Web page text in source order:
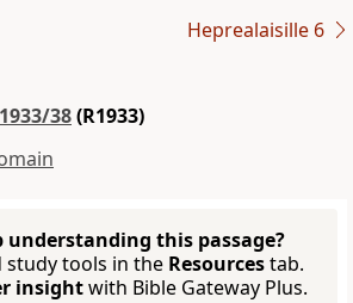
Heprealaisille 6
38(R1933)
understanding this passage?
study tools in the Resourcestab.
insightwith Bible Gateway Plus.